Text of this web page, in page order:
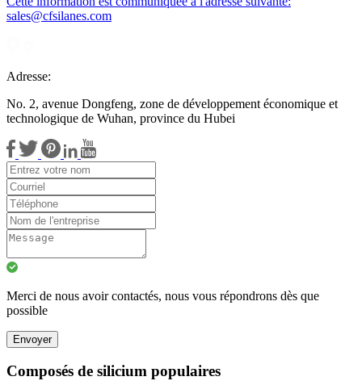
sales@cfsilanes.com
Adresse:
No. 2, avenue Dongfeng, zone de développement économique et
technologique de Wuhan, province du Hubei
Merci de nous avoir contactés, nous vous répondrons dès que
possible
Envoyer
Composés de silicium populaires